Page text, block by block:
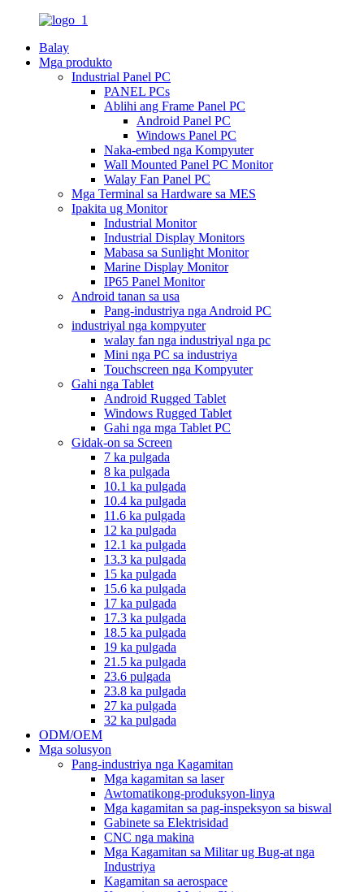
Balay
Mga produkto
Industrial Panel PC
PANEL PCs
Ablihi ang Frame Panel PC
Android Panel PC
Windows Panel PC
Naka-embed nga Kompyuter
Wall Mounted Panel PC Monitor
Walay Fan Panel PC
Mga Terminal sa Hardware sa MES
Ipakita ug Monitor
Industrial Monitor
Industrial Display Monitors
Mabasa sa Sunlight Monitor
Marine Display Monitor
IP65 Panel Monitor
Android tanan sa usa
Pang-industriya nga Android PC
industriyal nga kompyuter
walay fan nga industriyal nga pc
Mini nga PC sa industriya
Touchscreen nga Kompyuter
Gahi nga Tablet
Android Rugged Tablet
Windows Rugged Tablet
Gahi nga mga Tablet PC
Gidak-on sa Screen
7 ka pulgada
8 ka pulgada
10.1 ka pulgada
10.4 ka pulgada
11.6 ka pulgada
12 ka pulgada
12.1 ka pulgada
13.3 ka pulgada
15 ka pulgada
15.6 ka pulgada
17 ka pulgada
17.3 ka pulgada
18.5 ka pulgada
19 ka pulgada
21.5 ka pulgada
23.6 pulgada
23.8 ka pulgada
27 ka pulgada
32 ka pulgada
ODM/OEM
Mga solusyon
Pang-industriya nga Kagamitan
Mga kagamitan sa laser
Awtomatikong-produksyon-linya
Mga kagamitan sa pag-inspeksyon sa biswal
Gabinete sa Elektrisidad
CNC nga makina
Mga Kagamitan sa Militar ug Bug-at nga
Industriya
Kagamitan sa aerospace